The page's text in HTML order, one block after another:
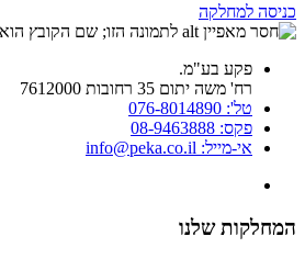
כניסה למחלקה
פקע בע"מ.
רח' משה יתום 35 רחובות 7612000
טל': 076-8014890
פקס: 08-9463888
אי-מייל: info@peka.co.il
המחלקות שלנו